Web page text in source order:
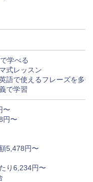
学べる
式レッスン
語で使えるフレーズを多
で学習
〜
円〜
5,478円〜
り6,234円〜